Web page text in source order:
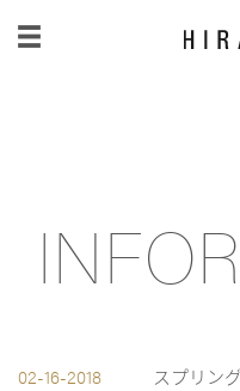
02-16-2018 スプリン